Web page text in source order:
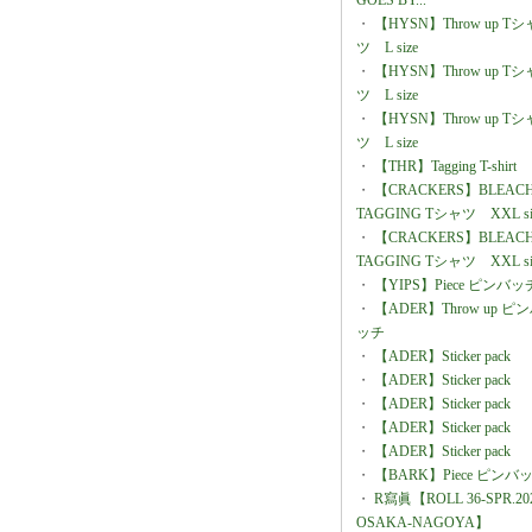
・
【HYSN】Throw up Tシ
ツ L size
・
【HYSN】Throw up Tシ
ツ L size
・
【HYSN】Throw up Tシ
ツ L size
・
【THR】Tagging T-shirt
・
【CRACKERS】
TAGGING Tシャツ XXL
・
【CRACKERS】
TAGGING Tシャツ XXL
・
【YIPS】Piece ピンバッ
・
【ADER】Throw up ピ
ッチ
・
【ADER】Sticker pack
・
【ADER】Sticker pack
・
【ADER】Sticker pack
・
【ADER】Sticker pack
・
【ADER】Sticker pack
・
【BARK】Piece ピンバ
・ R寫眞【ROLL 36-
OSAKA-NAGOYA】